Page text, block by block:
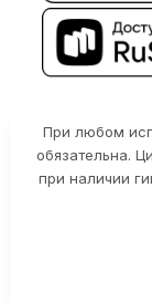
При любом
обязательна.
при наличии